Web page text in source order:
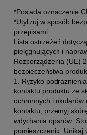
*Posiada oznaczenie
*Utylizuj w sposób
przepisami.
Lista ostrzeżeń
pielęgnujących i
Rozporządzenia (UE)
bezpieczeństwa
1. Ryzyko
kontaktu produktu ze
ochronnych i okularów
kontaktu, przemyj
wdychania oparów:
pomieszczeniu. Unikaj